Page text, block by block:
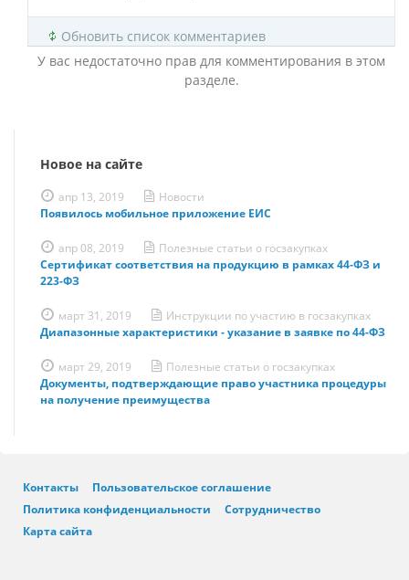
Обновить список комментариев
У вас недостаточно прав для комментирования в этом
разделе.
Новое на сайте
апр 13, 2019
Новости
Появилось мобильное приложение ЕИС
апр 08, 2019
Полезные статьи о госзакупках
Сертификат соответствия на продукцию в рамках 44-ФЗ и
223-ФЗ
март 31, 2019
Инструкции по участию в госзакупках
Диапазонные характеристики - указание в заявке по 44-ФЗ
март 29, 2019
Полезные статьи о госзакупках
Документы, подтверждающие право участника процедуры
на получение преимущества
Контакты
Пользовательское соглашение
Политика конфиденциальности
Сотрудничество
Карта сайта